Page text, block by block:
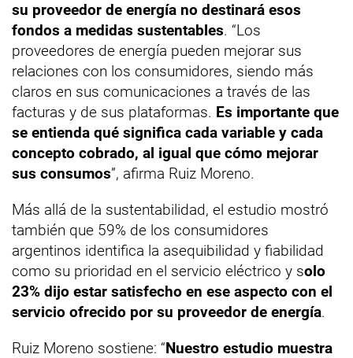
su proveedor de energía no destinará esos
fondos a medidas sustentables. “Los
proveedores de energía pueden mejorar sus
relaciones con los consumidores, siendo más
claros en sus comunicaciones a través de las
facturas y de sus plataformas. Es importante que
se entienda qué significa cada variable y cada
concepto cobrado, al igual que cómo mejorar
sus consumos”, afirma Ruiz Moreno.
Más allá de la sustentabilidad, el estudio mostró
también que 59% de los consumidores
argentinos identifica la asequibilidad y fiabilidad
como su prioridad en el servicio eléctrico y solo
23% dijo estar satisfecho en ese aspecto con el
servicio ofrecido por su proveedor de energía.
Ruiz Moreno sostiene: “Nuestro estudio muestra